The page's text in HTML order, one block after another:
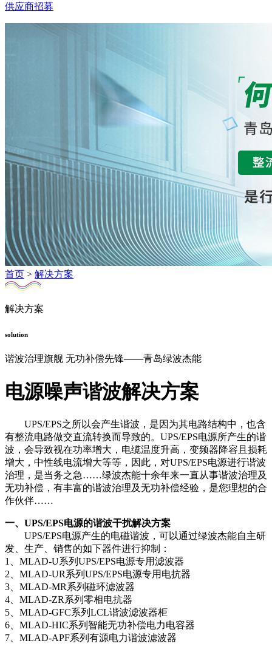
供应商招募
首页 > 解决方案
解决方案
solution
谐波治理旗舰 无功补偿先锋——青岛绿波杰能
电源噪声谐波解决方案
UPS/EPS之所以会产生谐波，是因为其电路结构中，也含
有整流电路做交直流转换而导致的。UPS/EPS电源所产生的谐
波，会导致视在功率增大，电缆温度升高，变频器降容且损耗
增大，中性线电流增大等等，因此，对UPS/EPS电源进行谐波
治理，是当务之急……绿波杰能十余年来一直从事谐波治理及
无功补偿，有丰富的谐波治理及无功补偿经验，是您理想的合
作伙伴……
一、UPS/EPS电源的谐波干扰解决方案
UPS/EPS电源产生的电磁谐波，可以通过绿波杰能自主研
发、生产、销售的如下器件进行抑制：
1、MLAD-U系列UPS/EPS电源专用滤波器
2、MLAD-UR系列UPS/EPS电源专用电抗器
3、MLAD-MR系列磁环滤波器
4、MLAD-ZR系列零相电抗器
5、MLAD-GFC系列LCL谐波滤波器柜
6、MLAD-HIC系列智能无功补偿电力电容器
7、MLAD-APF系列有源电力谐波滤波器